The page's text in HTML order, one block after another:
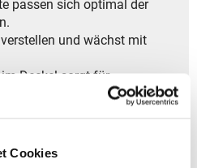
Cookies
passen sich optimal der
und wächst mit
Deckel sorgt für
Netz bieten Platz für kleine